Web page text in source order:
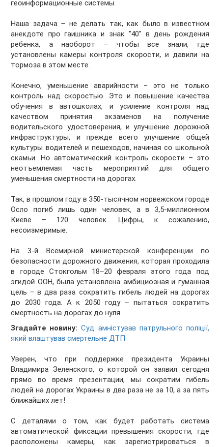
геоинформационные системы.
Наша задача – не делать так, как было в известном
анекдоте про гаишника и знак "40" в день рождения
ребенка, а наоборот – чтобы все знали, где
установлены камеры контроля скорости, и давили на
тормоза в этом месте.
Конечно, уменьшение аварийности – это не только
контроль над скоростью. Это и повышение качества
обучения в автошколах, и усиление контроля над
качеством принятия экзаменов на получение
водительского удостоверения, и улучшение дорожной
инфраструктуры, и прежде всего улучшение общей
культуры водителей и пешеходов, начиная со школьной
скамьи. Но автоматический контроль скорости – это
неотъемлемая часть мероприятий для общего
уменьшения смертности на дорогах.
Так, в прошлом году в 350-тысячном норвежском городе
Осло погиб лишь один человек, а в 3,5-миллионном
Киеве – 120 человек. Цифры, к сожалению,
несоизмеримые.
На 3-й Всемирной министерской конференции по
безопасности дорожного движения, которая проходила
в городе Стокгольм 18–20 февраля этого года под
эгидой ООН, была установлена амбициозная и гуманная
цель – в два раза сократить гибель людей на дорогах
до 2030 года. А к 2050 году – пытаться сократить
смертность на дорогах до нуля.
Згадайте новину:Суд амністував патрульного поліції,
який влаштував смертельне ДТП
Уверен, что при поддержке президента Украины
Владимира Зеленского, о которой он заявил сегодня
прямо во время презентации, мы сократим гибель
людей на дорогах Украины в два раза не за 10, а за пять
ближайших лет!
С деталями о том, как будет работать система
автоматической фиксации превышения скорости, где
расположены камеры, как зарегистрироваться в